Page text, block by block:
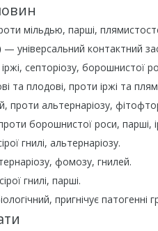
мільдью, парші,
— універсальний контактний
септоріозу, борошнистої
та плодові, проти іржі та
проти альтернаріозу,
борошнистої роси, парші,
гнилі, альтернаріозу.
фомозу, гнилей.
гнилі, парші.
пригнічує патогенні